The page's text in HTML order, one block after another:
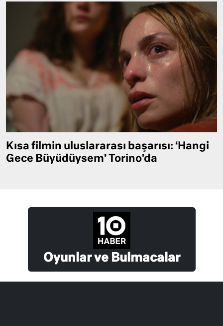
Kısa filmin uluslararası başarısı: ‘Hangi
Gece Büyüdüysem’ Torino’da
Oyunlar ve Bulmacalar